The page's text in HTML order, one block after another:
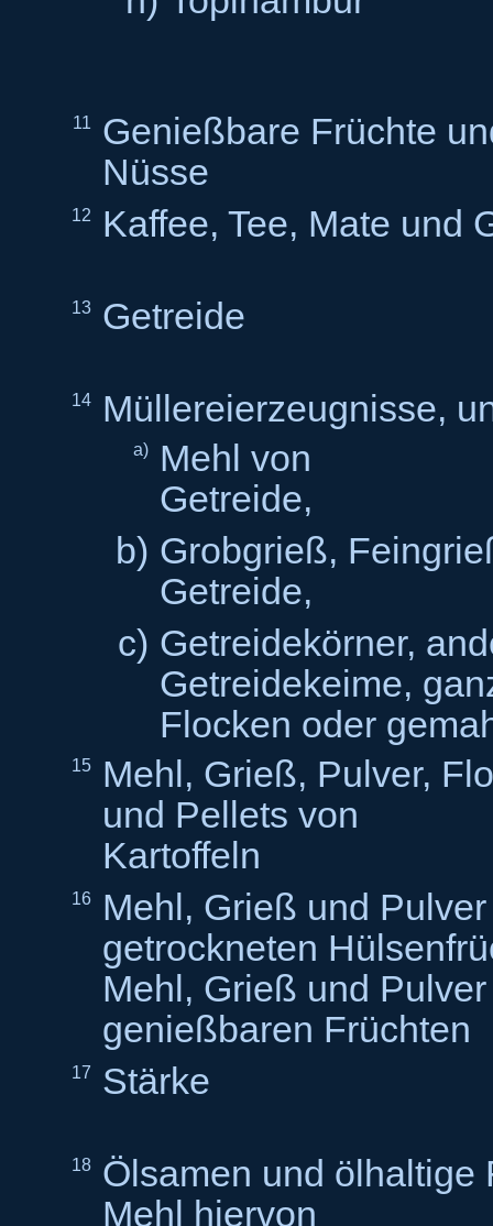
11
Genießbare Früchte
12 Kaffee, Tee, Mate und
13 Getreide
14 Müllereierzeugnisse,
a)
Mehl von
b) Grobgrieß,
Getreide,
c) Getreidekörner,
Getreidekeime,
Flocken oder
15
Mehl, Grieß, Pulver,
und Pellets von
16
Mehl, Grieß und
getrockneten
Mehl, Grieß und
genießbaren Früchten
17 Stärke
18
Ölsamen und ölhaltige
Mehl hiervon